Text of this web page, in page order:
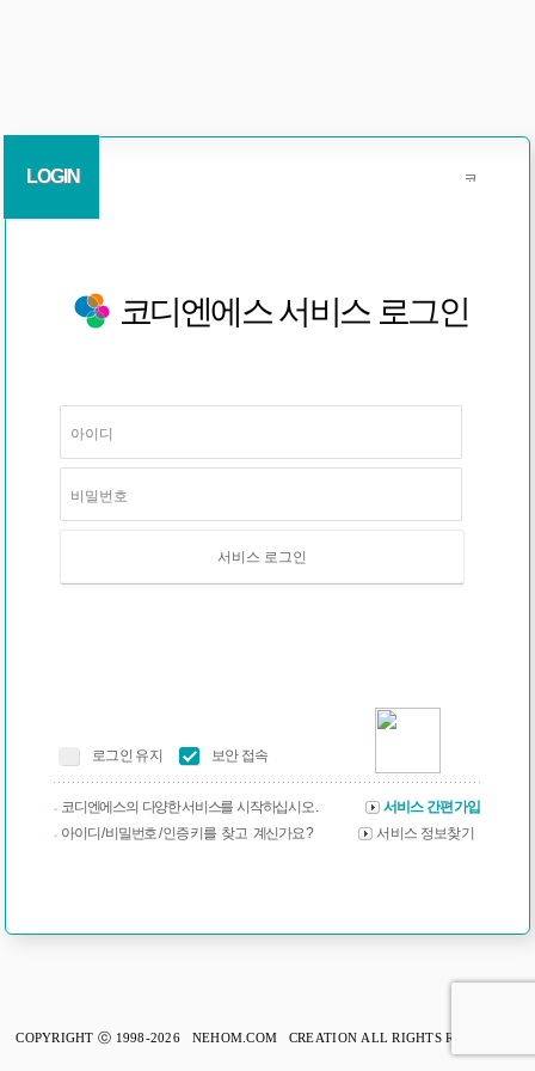
LOGIN
코디엔에스 서비스 로그인
서비스 로그인
로그인 유지 보안 접속
코디엔에스의 다양한 서비스를 시작하십시오 .
서비스 간편가입
아이디 / 비밀번호 / 인증 키를 찾고 계신가요 ?
서비스 정보찾기
COPYRIGHT ⓒ 1998-2026 NEHOM.COM CREATION ALL RIGHTS RESERVED.